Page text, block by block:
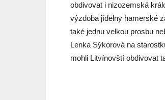
obdivovat i nizozemská
výzdoba jídelny hamerské
také jednu velkou prosbu
Lenka Sýkorová na
mohli Litvínovští obdivovat